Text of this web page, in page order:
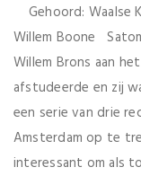
Gehoord: Waalse
Willem Boone
Willem Brons aan
afstudeerde en zij
een serie van drie
Amsterdam op te
interessant om als